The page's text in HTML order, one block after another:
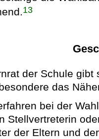
13
der Schule
das
bei der
Stellvertreterin
der Eltern und